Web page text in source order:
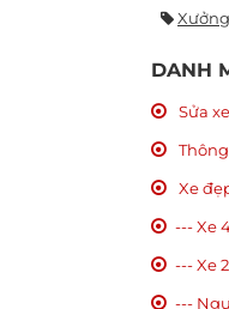
DANH
Sửa
Xe
--- Xe
--- Xe
---